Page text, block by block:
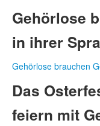
Gehörlose
in ihrer
Gehörlose brauchen
Das
feiern mit